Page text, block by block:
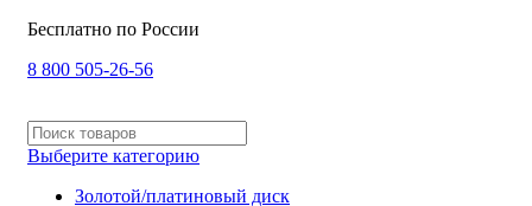
Бесплатно по России
8 800 505-26-56
Выберите категорию
Золотой/платиновый диск